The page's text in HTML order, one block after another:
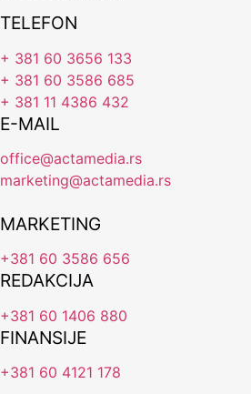
TELEFON
+ 381 60 3656 133
+ 381 60 3586 685
+ 381 11 4386 432
E-MAIL
office@actamedia.rs
marketing@actamedia.rs
MARKETING
+381 60 3586 656
REDAKCIJA
+381 60 1406 880
FINANSIJE
+381 60 4121 178